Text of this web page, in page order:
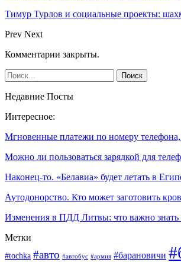
Тимур Турлов и социальные проекты:
Prev Next
Комментарии закрыты.
Недавние Посты
Интересное:
Мгновенные платежи по номеру
Можно ли пользоваться зарядкой для
Наконец-то. «Белавиа» будет летать в
Аутодонорство. Кто может заготовить
Изменения в ПДД Литвы: что важно знать
Метки
#tochka #авто #автобус #армия #барановичи